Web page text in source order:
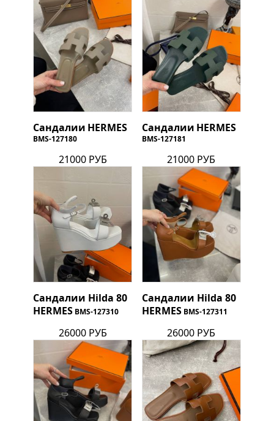
Сандалии HERMES
BMS-127180
21000 РУБ
Сандалии HERMES
BMS-127181
21000 РУБ
Сандалии Hilda 80
HERMES BMS-127310
26000 РУБ
Сандалии Hilda 80
HERMES BMS-127311
26000 РУБ